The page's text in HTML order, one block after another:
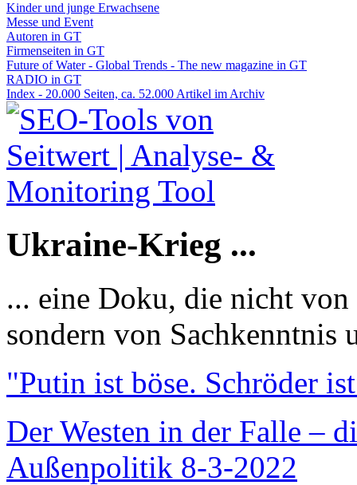
Kinder und junge Erwachsene
Messe und Event
Autoren in GT
Firmenseiten in GT
Future of Water - Global Trends - The new magazine in GT
RADIO in GT
Index - 20.000 Seiten, ca. 52.000 Artikel im Archiv
Ukraine-Krieg ...
... eine Doku, die nicht
sondern von Sachkenntnis
"Putin ist böse. Schröder
Der Westen in der Falle –
Außenpolitik 8-3-2022